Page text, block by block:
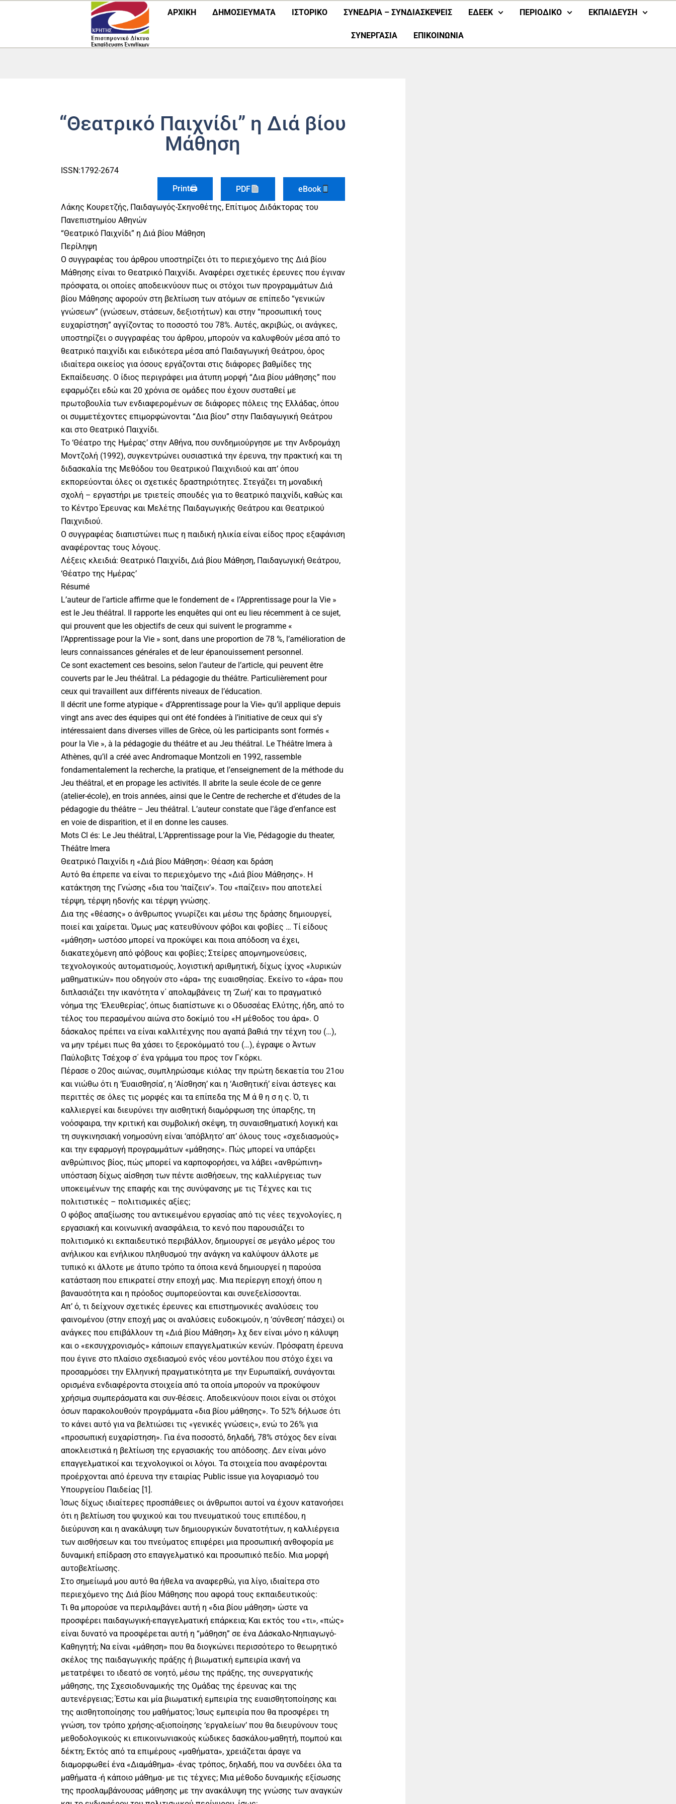
ΑΡΧΙΚΗ ΔΗΜΟΣΙΕΎΜΑΤΑ ΙΣΤΟΡΙΚΟ ΣΥΝΕΔΡΙΑ – ΣΥΝΔΙΑΣΚΕΨΕΙΣ ΕΔΕΕΚ ΠΕΡΙΟΔΙΚΟ ΕΚΠΑΙΔΕΥΣΗ
ΣΥΝΕΡΓΑΣΊΑ ΕΠΙΚΟΙΝΩΝΙΑ
“Θεατρικό Παιχνίδι” η Διά βίου
Μάθηση
ISSN:1792-2674
Print🖨
PDF
eBook
Λάκης Κουρετζής, Παιδαγωγός-Σκηνοθέτης, Επίτιμος Διδάκτορας του
Πανεπιστημίου Αθηνών
“Θεατρικό Παιχνίδι” η Διά βίου Μάθηση
Περίληψη
Ο συγγραφέας του άρθρου υποστηρίζει ότι το περιεχόμενο της Διά βίου
Μάθησης είναι το Θεατρικό Παιχνίδι. Αναφέρει σχετικές έρευνες που έγιναν
πρόσφατα, οι οποίες αποδεικνύουν πως οι στόχοι των προγραμμάτων Διά
βίου Μάθησης αφορούν στη βελτίωση των ατόμων σε επίπεδο “γενικών
γνώσεων” (γνώσεων, στάσεων, δεξιοτήτων) και στην “προσωπική τους
ευχαρίστηση” αγγίζοντας το ποσοστό του 78%. Αυτές, ακριβώς, οι ανάγκες,
υποστηρίζει ο συγγραφέας του άρθρου, μπορούν να καλυφθούν μέσα από το
θεατρικό παιχνίδι και ειδικότερα μέσα από Παιδαγωγική Θεάτρου, όρος
ιδιαίτερα οικείος για όσους εργάζονται στις διάφορες βαθμίδες της
Εκπαίδευσης. Ο ίδιος περιγράφει μια άτυπη μορφή “Δια βίου μάθησης” που
εφαρμόζει εδώ και 20 χρόνια σε ομάδες που έχουν συσταθεί με
πρωτοβουλία των ενδιαφερομένων σε διάφορες πόλεις της Ελλάδας, όπου
οι συμμετέχοντες επιμορφώνονται “Δια βίου” στην Παιδαγωγική Θεάτρου
και στο Θεατρικό Παιχνίδι.
Το ‘Θέατρο της Ημέρας’ στην Αθήνα, που συνδημιούργησε με την Ανδρομάχη
Μοντζολή (1992), συγκεντρώνει ουσιαστικά την έρευνα, την πρακτική και τη
διδασκαλία της Μεθόδου του Θεατρικού Παιχνιδιού και απ’ όπου
εκπορεύονται όλες οι σχετικές δραστηριότητες. Στεγάζει τη μοναδική
σχολή – εργαστήρι με τριετείς σπουδές για το θεατρικό παιχνίδι, καθώς και
το Κέντρο Έρευνας και Μελέτης Παιδαγωγικής Θεάτρου και Θεατρικού
Παιχνιδιού.
Ο συγγραφέας διαπιστώνει πως η παιδική ηλικία είναι είδος προς εξαφάνιση
αναφέροντας τους λόγους.
Λέξεις κλειδιά: Θεατρικό Παιχνίδι, Διά βίου Μάθηση, Παιδαγωγική Θεάτρου,
‘Θέατρο της Ημέρας’
Résumé
L’auteur de l’article affirme que le fondement de « l’Apprentissage pour la Vie »
est le Jeu théâtral. Il rapporte les enquêtes qui ont eu lieu récemment à ce sujet,
qui prouvent que les objectifs de ceux qui suivent le programme «
l’Apprentissage pour la Vie » sont, dans une proportion de 78 %, l’amélioration de
leurs connaissances générales et de leur épanouissement personnel.
Ce sont exactement ces besoins, selon l’auteur de l’article, qui peuvent être
couverts par le Jeu théâtral. La pédagogie du théâtre. Particulièrement pour
ceux qui travaillent aux différents niveaux de l’éducation.
Il décrit une forme atypique « d’Apprentissage pour la Vie» qu’il applique depuis
vingt ans avec des équipes qui ont été fondées à l’initiative de ceux qui s’y
intéressaient dans diverses villes de Grèce, où les participants sont formés «
pour la Vie », à la pédagogie du théâtre et au Jeu théâtral. Le Théâtre Imera à
Athènes, qu’il a créé avec Andromaque Montzoli en 1992, rassemble
fondamentalement la recherche, la pratique, et l’enseignement de la méthode du
Jeu théâtral, et en propage les activités. Il abrite la seule école de ce genre
(atelier-école), en trois années, ainsi que le Centre de recherche et d’études de la
pédagogie du théâtre – Jeu théâtral. L’auteur constate que l’âge d’enfance est
en voie de disparition, et il en donne les causes.
Mots Cl és: Le Jeu théâtral, L’Apprentissage pour la Vie, Pédagogie du theater,
Théâtre Imera
Θεατρικό Παιχνίδι η «Διά βίου Μάθηση»: Θέαση και δράση
Αυτό θα έπρεπε να είναι το περιεχόμενο της «Διά βίου Μάθησης». Η
κατάκτηση της Γνώσης «δια του ‘παίζειν’». Του «παίζειν» που αποτελεί
τέρψη, τέρψη ηδονής και τέρψη γνώσης.
Δια της «θέασης» ο άνθρωπος γνωρίζει και μέσω της δράσης δημιουργεί,
ποιεί και χαίρεται. Όμως μας κατευθύνουν φόβοι και φοβίες … Τί είδους
«μάθηση» ωστόσο μπορεί να προκύψει και ποια απόδοση να έχει,
διακατεχόμενη από φόβους και φοβίες; Στείρες απομνημονεύσεις,
τεχνολογικούς αυτοματισμούς, λογιστική αριθμητική, δίχως ίχνος «λυρικών
μαθηματικών» που οδηγούν στο «άρα» της ευαισθησίας. Εκείνο το «άρα» που
διπλασιάζει την ικανότητα ν΄ απολαμβάνεις τη ‘Ζωή’ και το πραγματικό
νόημα της ‘Ελευθερίας’, όπως διαπίστωνε κι ο Οδυσσέας Ελύτης, ήδη, από το
τέλος του περασμένου αιώνα στο δοκίμιό του «Η μέθοδος του άρα». Ο
δάσκαλος πρέπει να είναι καλλιτέχνης που αγαπά βαθιά την τέχνη του (…),
να μην τρέμει πως θα χάσει το ξεροκόμματό του (…), έγραψε ο Άντων
Παύλοβιτς Τσέχοφ σ΄ ένα γράμμα του προς τον Γκόρκι.
Πέρασε ο 20ος αιώνας, συμπληρώσαμε κιόλας την πρώτη δεκαετία του 21ου
και νιώθω ότι η ‘Ευαισθησία’, η ‘Αίσθηση’ και η ‘Αισθητική’ είναι άστεγες και
περιττές σε όλες τις μορφές και τα επίπεδα της Μ ά θ η σ η ς. Ό, τι
καλλιεργεί και διευρύνει την αισθητική διαμόρφωση της ύπαρξης, τη
νοόσφαιρα, την κριτική και συμβολική σκέψη, τη συναισθηματική λογική και
τη συγκινησιακή νοημοσύνη είναι ‘απόβλητο’ απ’ όλους τους «σχεδιασμούς»
και την εφαρμογή προγραμμάτων «μάθησης». Πώς μπορεί να υπάρξει
ανθρώπινος βίος, πώς μπορεί να καρποφορήσει, να λάβει «ανθρώπινη»
υπόσταση δίχως αίσθηση των πέντε αισθήσεων, της καλλιέργειας των
υποκειμένων της επαφής και της συνύφανσης με τις Τέχνες και τις
πολιτιστικές – πολιτισμικές αξίες;
Ο φόβος απαξίωσης του αντικειμένου εργασίας από τις νέες τεχνολογίες, η
εργασιακή και κοινωνική ανασφάλεια, το κενό που παρουσιάζει το
πολιτισμικό κι εκπαιδευτικό περιβάλλον, δημιουργεί σε μεγάλο μέρος του
ανήλικου και ενήλικου πληθυσμού την ανάγκη να καλύψουν άλλοτε με
τυπικό κι άλλοτε με άτυπο τρόπο τα όποια κενά δημιουργεί η παρούσα
κατάσταση που επικρατεί στην εποχή μας. Μια περίεργη εποχή όπου η
βαναυσότητα και η πρόοδος συμπορεύονται και συνεξελίσσονται.
Απ’ ό, τι δείχνουν σχετικές έρευνες και επιστημονικές αναλύσεις του
φαινομένου (στην εποχή μας οι αναλύσεις ευδοκιμούν, η ‘σύνθεση’ πάσχει) οι
ανάγκες που επιβάλλουν τη «Διά βίου Μάθηση» λχ δεν είναι μόνο η κάλυψη
και ο «εκσυγχρονισμός» κάποιων επαγγελματικών κενών. Πρόσφατη έρευνα
που έγινε στο πλαίσιο σχεδιασμού ενός νέου μοντέλου που στόχο έχει να
προσαρμόσει την Ελληνική πραγματικότητα με την Ευρωπαϊκή, συνάγονται
ορισμένα ενδιαφέροντα στοιχεία από τα οποία μπορούν να προκύψουν
χρήσιμα συμπεράσματα και συν-θέσεις. Αποδεικνύουν ποιοι είναι οι στόχοι
όσων παρακολουθούν προγράμματα «δια βίου μάθησης». Το 52% δήλωσε ότι
το κάνει αυτό για να βελτιώσει τις «γενικές γνώσεις», ενώ το 26% για
«προσωπική ευχαρίστηση». Για ένα ποσοστό, δηλαδή, 78% στόχος δεν είναι
αποκλειστικά η βελτίωση της εργασιακής του απόδοσης. Δεν είναι μόνο
επαγγελματικοί και τεχνολογικοί οι λόγοι. Τα στοιχεία που αναφέρονται
προέρχονται από έρευνα την εταιρίας Public issue για λογαριασμό του
Υπουργείου Παιδείας [1].
Ίσως δίχως ιδιαίτερες προσπάθειες οι άνθρωποι αυτοί να έχουν κατανοήσει
ότι η βελτίωση του ψυχικού και του πνευματικού τους επιπέδου, η
διεύρυνση και η ανακάλυψη των δημιουργικών δυνατοτήτων, η καλλιέργεια
των αισθήσεων και του πνεύματος επιφέρει μια προσωπική ανθοφορία με
δυναμική επίδραση στο επαγγελματικό και προσωπικό πεδίο. Μια μορφή
αυτοβελτίωσης.
Στο σημείωμά μου αυτό θα ήθελα να αναφερθώ, για λίγο, ιδιαίτερα στο
περιεχόμενο της Διά βίου Μάθησης που αφορά τους εκπαιδευτικούς:
Τι θα μπορούσε να περιλαμβάνει αυτή η «δια βίου μάθηση» ώστε να
προσφέρει παιδαγωγική-επαγγελματική επάρκεια; Και εκτός του «τι», «πώς»
είναι δυνατό να προσφέρεται αυτή η “μάθηση” σε ένα Δάσκαλο-Νηπιαγωγό-
Καθηγητή; Να είναι «μάθηση» που θα διογκώνει περισσότερο το θεωρητικό
σκέλος της παιδαγωγικής πράξης ή βιωματική εμπειρία ικανή να
μετατρέψει το ιδεατό σε νοητό, μέσω της πράξης, της συνεργατικής
μάθησης, της Σχεσιοδυναμικής της Ομάδας της έρευνας και της
αυτενέργειας; Έστω και μία βιωματική εμπειρία της ευαισθητοποίησης και
της αισθητοποίησης του μαθήματος; Ίσως εμπειρία που θα προσφέρει τη
γνώση, τον τρόπο χρήσης-αξιοποίησης ‘εργαλείων’ που θα διευρύνουν τους
μεθοδολογικούς κι επικοινωνιακούς κώδικες δασκάλου-μαθητή, πομπού και
δέκτη; Εκτός από τα επιμέρους «μαθήματα», χρειάζεται άραγε να
διαμορφωθεί ένα «Διαμάθημα» -ένας τρόπος, δηλαδή, που να συνδέει όλα τα
μαθήματα -ή κάποιο μάθημα- με τις τέχνες; Μια μέθοδο δυναμικής εξίσωσης
της προσλαμβάνουσας μάθησης με την ανακάλυψη της γνώσης των αναγκών